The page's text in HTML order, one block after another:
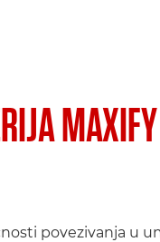
MAXIFY
povezivanja u